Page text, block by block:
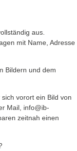
aus.
mit Name, Adresse
Bildern und dem
vorort ein Bild von
Mail, info@ib-
zeitnah einen